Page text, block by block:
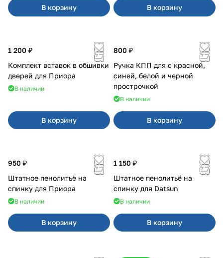
В корзину В корзину
1 200 ₽
Комплект вставок в обшивки
дверей для Приора
В наличии
В корзину
800 ₽
Ручка КПП для с красной,
синей, белой и черной
прострочкой
В наличии
В корзину
950 ₽
Штатное пенолитьё на
спинку для Приора
В наличии
В корзину
1 150 ₽
Штатное пенолитьё на
спинку для Datsun
В наличии
В корзину